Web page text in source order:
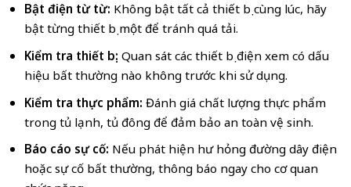
Bật điện từ từ: Không bật tất cả thiết bị cùng lúc, hãy
bật từng thiết bị một để tránh quá tải.
Kiểm tra thiết bị: Quan sát các thiết bị điện xem có dấu
hiệu bất thường nào không trước khi sử dụng.
Kiểm tra thực phẩm: Đánh giá chất lượng thực phẩm
trong tủ lạnh, tủ đông để đảm bảo an toàn vệ sinh.
Báo cáo sự cố: Nếu phát hiện hư hỏng đường dây điện
hoặc sự cố bất thường, thông báo ngay cho cơ quan